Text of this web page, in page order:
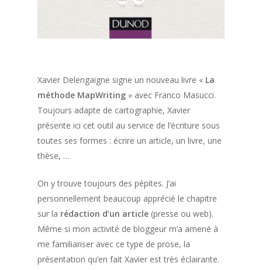
Xavier Delengaigne signe un nouveau livre « La
méthode MapWriting » avec Franco Masucci.
Toujours adapte de cartographie, Xavier
présente ici cet outil au service de l’écriture sous
toutes ses formes : écrire un article, un livre, une
thèse, …
On y trouve toujours des pépites. J’ai
personnellement beaucoup apprécié le chapitre
sur la rédaction d’un article (presse ou web).
Même si mon activité de bloggeur m’a amené à
me familiariser avec ce type de prose, la
présentation qu’en fait Xavier est très éclairante.